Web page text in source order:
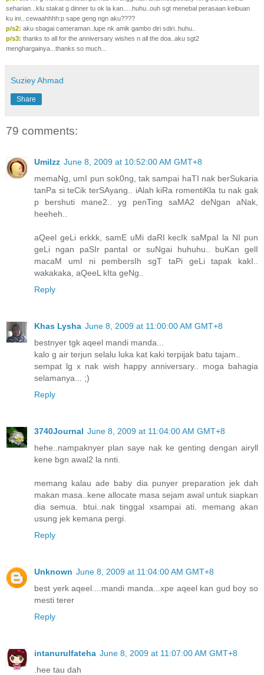
seharian...klu stakat g dinner tu ok la kan.....huhu..ouh sgt menebal perasaan keibuan
ku ini...cewaahhhh:p sape geng ngn aku????
p/s2: aku sbagai cameraman..lupe nk amik gambo diri sdiri..huhu..
p/s3: thanks to all for the anniversary wishes n all the doa..aku sgt2
menghargainya...thanks so much...
Suziey Ahmad
Share
79 comments:
UmiIzz June 8, 2009 at 10:52:00 AM GMT+8
memaNg, umI pun sok0ng, tak sampai haTI nak berSukaria
tanPa si teCik terSAyang.. iAlah kiRa romentiKla tu nak gak
p bershuti mane2.. yg penTing saMA2 deNgan aNak,
heeheh..
aQeel geLi erkkk, samE uMi daRI kecIk saMpaI la NI pun
geLi ngan paSIr pantaI or suNgai huhuhu.. buKan gelI
macaM umI ni pembersIh sgT taPi geLi tapak kakI..
wakakaka, aQeeL kIta geNg..
Reply
Khas Lysha June 8, 2009 at 11:00:00 AM GMT+8
bestnyer tgk aqeel mandi manda...
kalo g air terjun selalu luka kat kaki terpijak batu tajam..
sempat lg x nak wish happy anniversary.. moga bahagia
selamanya... ;)
Reply
3740Journal June 8, 2009 at 11:04:00 AM GMT+8
hehe..nampaknyer plan saye nak ke genting dengan airyll
kene bgn awal2 la nnti.
memang kalau ade baby dia punyer preparation jek dah
makan masa..kene allocate masa sejam awal untuk siapkan
dia semua. btui..nak tinggal xsampai ati. memang akan
usung jek kemana pergi.
Reply
Unknown June 8, 2009 at 11:04:00 AM GMT+8
best yerk aqeel....mandi manda...xpe aqeel kan gud boy so
mesti terer
Reply
intanurulfateha June 8, 2009 at 11:07:00 AM GMT+8
.hee tau dah